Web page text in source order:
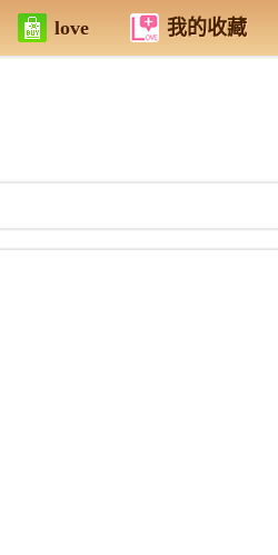
love 我的收藏